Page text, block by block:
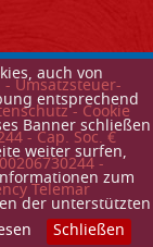
auch von
entsprechend
Banner schließen
weiter surfen,
zum
der unterstützten
Schließen
Umsatzsteuer-
-Cookie
- Cap. Soc. €
-
Telemar